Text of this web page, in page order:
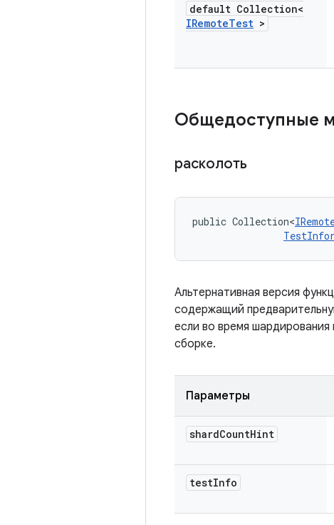
default Collection<
IRemoteTest >
Общедоступные
расколоть
public Collection<
Альтернативная версия
содержащий
если во время
сборке.
Параметры
shardCountHint
testInfo